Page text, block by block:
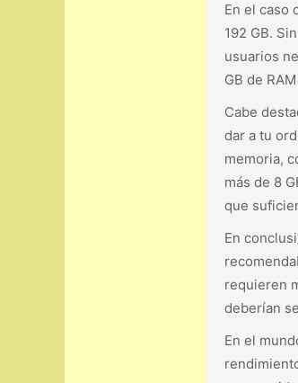
En el caso
192 GB.
usuarios
GB de
Cabe
dar a tu
memoria,
más de 8
que
En
requieren
deberían
En el